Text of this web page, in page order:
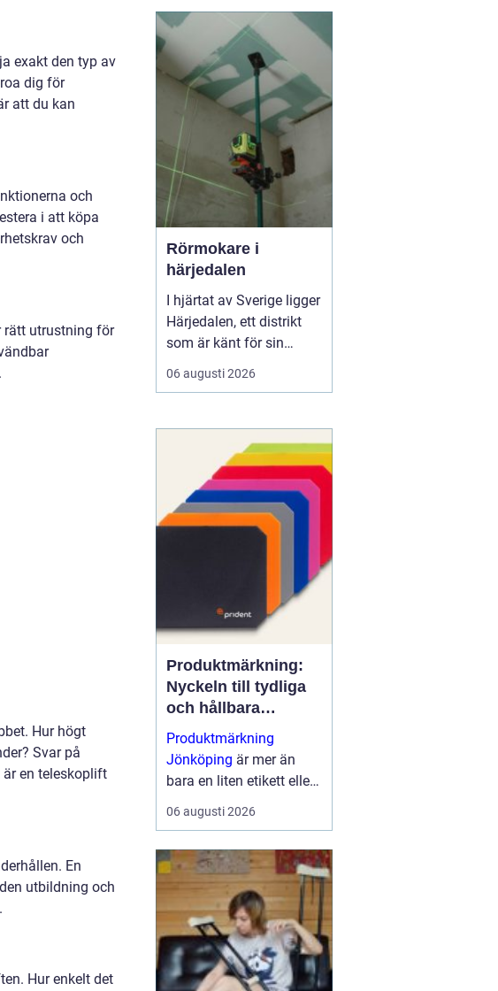
exakt den typ av
dig för
att du kan
och
i att köpa
och
rätt utrustning för
Hur högt
Svar på
en teleskoplift
En
utbildning och
Hur enkelt det
nå...
Rörmokare i
härjedalen
I hjärtat av Sverige ligger
Härjedalen, ett distrikt
som är känt för sin
storslagna natur och rika
kulturhistoria. För de
fritidshus i området, kan
VVS-arbeten bli en viktig
fastighetsunderhållet.
Med kalla vintrar och
06 augusti 2026
Produktmärkning:
Nyckeln till tydliga
och hållbara
produkter
Produktmärkning
Jönköping är mer än
bara en liten etikett eller
skylt på en maskin eller
konsumentprodukt. Rätt
06 augusti 2026